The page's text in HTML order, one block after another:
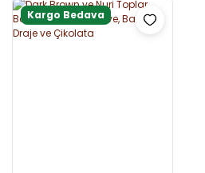
Kargo Bedava